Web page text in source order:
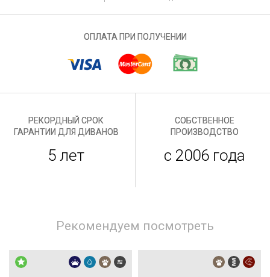
ОПЛАТА ПРИ ПОЛУЧЕНИИ
РЕКОРДНЫЙ СРОК
ГАРАНТИИ ДЛЯ ДИВАНОВ
5 лет
СОБСТВЕННОЕ
ПРОИЗВОДСТВО
с 2006 года
Рекомендуем посмотреть